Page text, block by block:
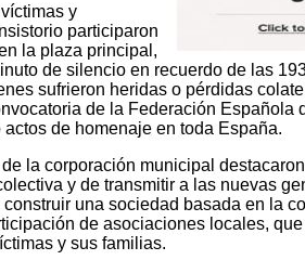
y
participaron
la plaza principal,
de silencio en recuerdo de las
sufrieron heridas o pérdidas
de la Federación Española
de homenaje en toda España.
la corporación municipal
y de transmitir a las nuevas
una sociedad basada en la
de asociaciones locales,
y sus familias.